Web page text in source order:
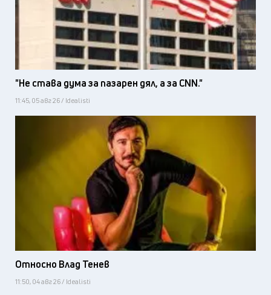
"Не става дума за пазарен дял, а за CNN."
11:45, 05 авг 26 / Idealisti
Относно Влад Тенев
11:50, 04 авг 26 / Idealisti